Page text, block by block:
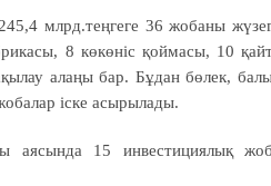
млрд.теңгеге 36 жобаны
8 көкөніс қоймасы, 10
алаңы бар. Бұдан бөлек,
іске асырылады.
15 инвестициялық